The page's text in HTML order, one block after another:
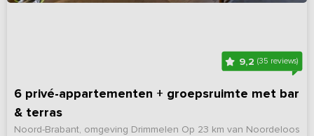
9,2 (35 reviews)
6 privé-appartementen + groepsruimte met bar
& terras
Op 23 km van Noordeloos
Noord-Brabant, omgeving Drimmelen